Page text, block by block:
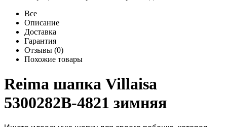
Все
Описание
Доставка
Гарантия
Отзывы (0)
Похожие товары
Reima шапка Villaisa
5300282B-4821 зимняя